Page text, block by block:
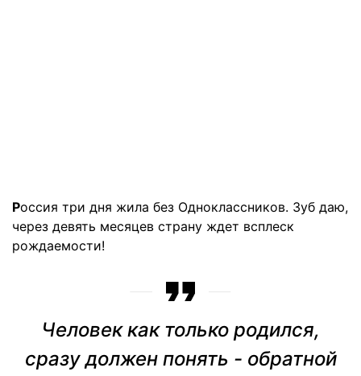
Россия три дня жила без Одноклассников. Зуб даю,
через девять месяцев страну ждет всплеск
рождаемости!
Человек как только родился,
сразу должен понять - обратной